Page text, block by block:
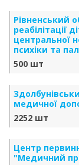
Рівненський
реабілітації
центральної
психіки та
500 шт
медичної
2252 шт
Центр
"Медичний